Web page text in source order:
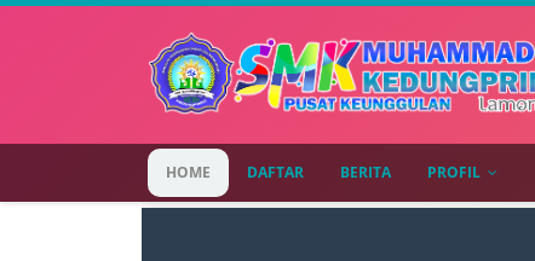
HOME DAFTAR BERITA PROFIL